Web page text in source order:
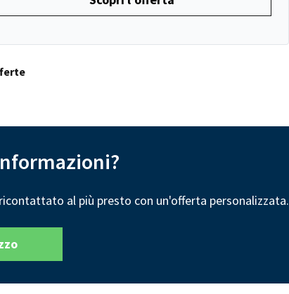
al più presto con un'offerta personalizzata.